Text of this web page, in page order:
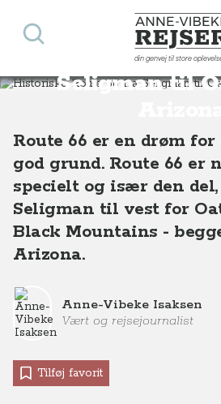
Anne-Vibeke
din genvej til store
Søg
Historiske
Seligman til
Destinationer Nordamerika USA Historiske Route 66 fra Seligman til Oatman
Route 66 er en drøm
god grund. Route 66 er
specielt og især den
Seligman til vest for
Black Mountains -
Arizona.
Anne-Vibeke Isaksen
Vært og rejsejournalist
Tilføj favorit